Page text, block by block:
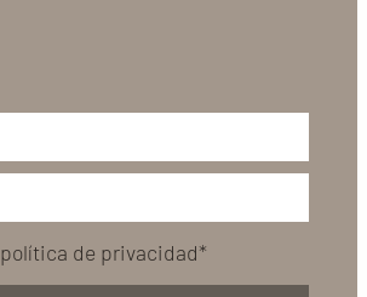
política de privacidad*